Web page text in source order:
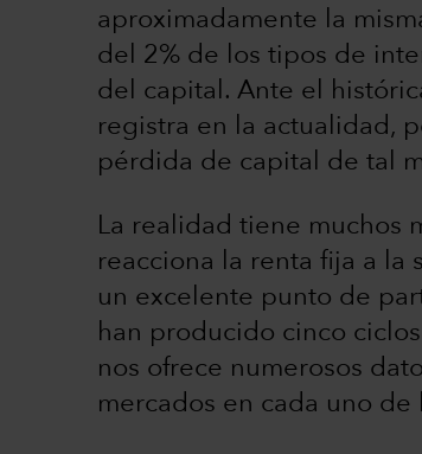
aproximadamente la
del 2% de los tipos de
del capital. Ante el
registra en la actualidad,
pérdida de capital de tal
La realidad tiene muchos
reacciona la renta fija a la
un excelente punto de
han producido cinco
nos ofrece numerosos
mercados en cada uno de